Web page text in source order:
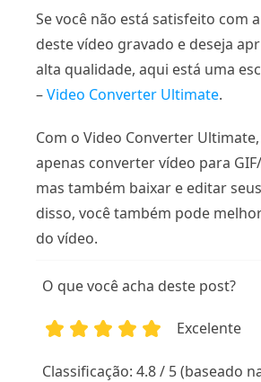
Se você não está satisfeito com
deste vídeo gravado e deseja
alta qualidade, aqui está uma
–Video Converter Ultimate.
Com o Video Converter
apenas converter vídeo para
mas também baixar e editar
disso, você também pode
do vídeo.
O que você acha deste post?
Excelente
Classificação: 4.8 / 5 (baseado